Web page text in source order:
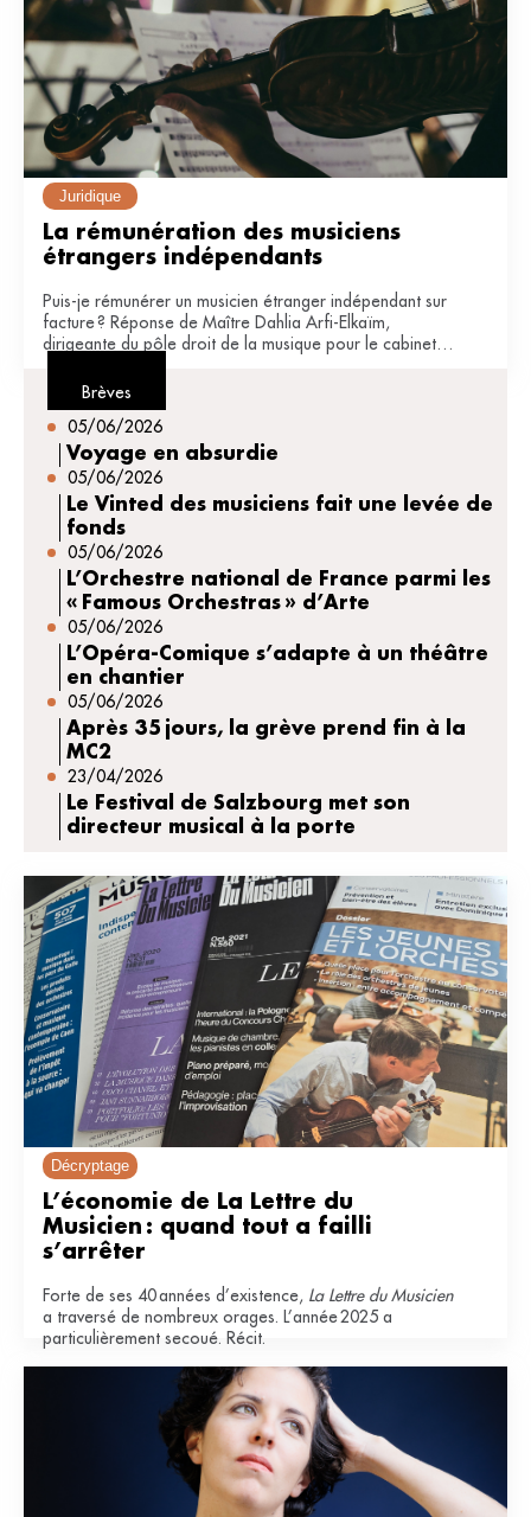
Juridique
La rémunération des musiciens
étrangers indépendants
Puis-je rémunérer un musicien étranger indépendant sur
facture ? Réponse de Maître Dahlia Arfi-Elkaïm,
dirigeante du pôle droit de la musique pour le cabinet
Brèves
05/06/2026
Voyage en absurdie
05/06/2026
Le Vinted des musiciens fait une levée de
fonds
05/06/2026
L’Orchestre national de France parmi les
« Famous Orchestras » d’Arte
05/06/2026
L’Opéra-Comique s’adapte à un théâtre
en chantier
05/06/2026
Après 35 jours, la grève prend fin à la
MC2
23/04/2026
Le Festival de Salzbourg met son
directeur musical à la porte
Décryptage
L’économie de La Lettre du
Musicien : quand tout a failli
s’arrêter
Forte de ses 40 années d’existence, La Lettre du Musicien
a traversé de nombreux orages. L’année 2025 a
particulièrement secoué. Récit.